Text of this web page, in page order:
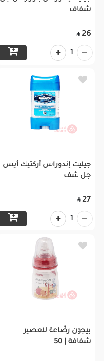
شفاف
26

1
جيليت إندوراس أركتيك أيس
جل شف
27

1
بيجون رضّاعة للعصير
شفافة | 50